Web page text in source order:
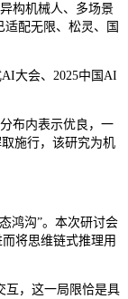
构机械人、多场景
配无限、松灵、国
大会、2025中国AI
布内表示优良，一
施行，该研究为机
鸿沟”。本次研讨会
将思维链式推理用
，这一局限恰是具